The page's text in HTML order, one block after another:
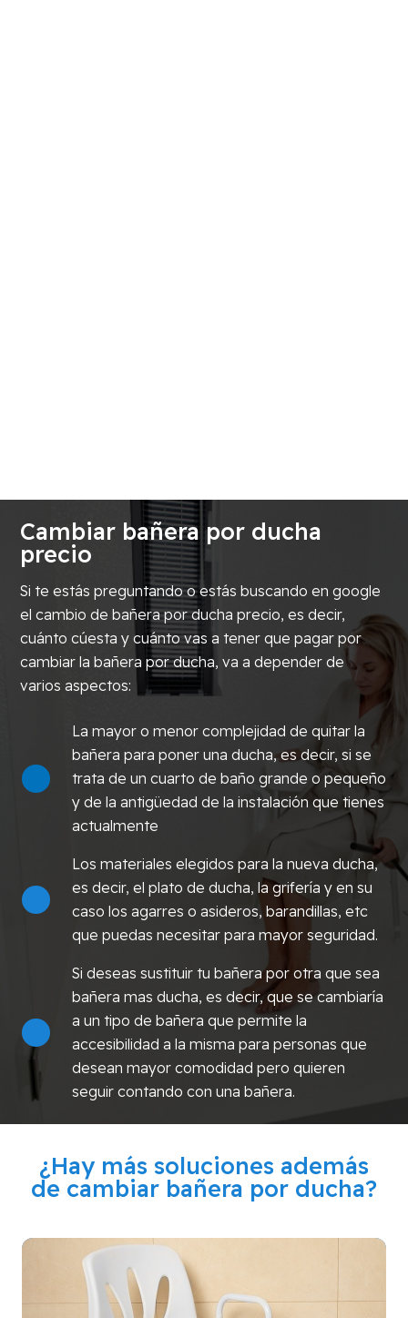
Cambiar bañera por ducha
precio
Si te estás preguntando o estás buscando en google
el cambio de bañera por ducha precio, es decir,
cuánto cúesta y cuánto vas a tener que pagar por
cambiar la bañera por ducha, va a depender de
varios aspectos:
La mayor o menor complejidad de quitar la
bañera para poner una ducha, es decir, si se
trata de un cuarto de baño grande o pequeño
y de la antigüedad de la instalación que tienes
actualmente
Los materiales elegidos para la nueva ducha,
es decir, el plato de ducha, la grifería y en su
caso los agarres o asideros, barandillas, etc
que puedas necesitar para mayor seguridad.
Si deseas sustituir tu bañera por otra que sea
bañera mas ducha, es decir, que se cambiaría
a un tipo de bañera que permite la
accesibilidad a la misma para personas que
desean mayor comodidad pero quieren
seguir contando con una bañera.
¿Hay más soluciones además
de cambiar bañera por ducha?